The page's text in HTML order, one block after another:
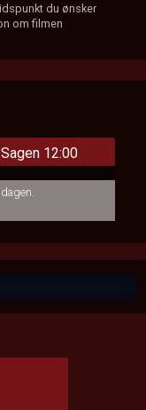
du ønsker
om filmen
12:00